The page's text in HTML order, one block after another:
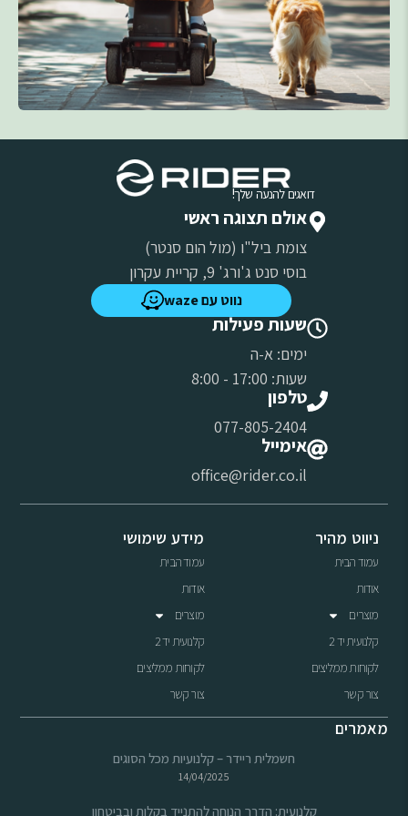
דואגים להנעה שלך!
אולם תצוגה ראשי
צומת ביל"ו (מול הום סנטר)
בוסי סנט ג'ורג' 9, קריית עקרון
נווט עם waze
שעות פעילות
ימים: א-ה
שעות: 17:00 - 8:00
טלפון
077-805-2404
אימייל
office@rider.co.il
ניווט מהיר
עמוד הבית
אודות
מוצרים
קלנועית יד 2
לקוחות ממליצים
צור קשר
מידע שימושי
עמוד הבית
אודות
מוצרים
קלנועית יד 2
לקוחות ממליצים
צור קשר
מאמרים
חשמלית ריידר – קלנועיות מכל הסוגים
14/04/2025
קלנועית: הדרך הנוחה להתנייד בקלות ובביטחון